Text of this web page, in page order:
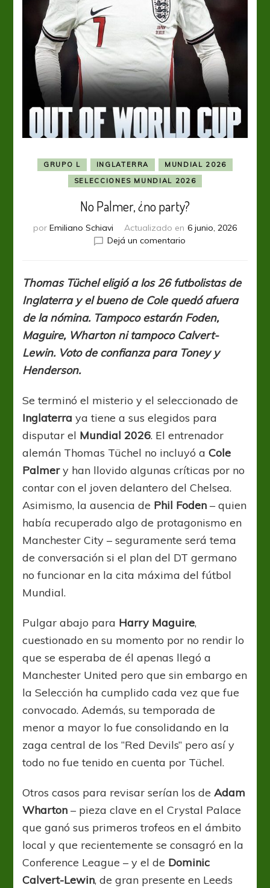
GRUPO L INGLATERRA
MUNDIAL 2026
SELECCIONES MUNDIAL 2026
No Palmer, ¿no party?
por Emiliano Schiavi Actualizado en 6 junio, 2026
Dejá un comentarioen
¿no
party?
Thomas Tüchel eligió a los 26 futbolistas de
Inglaterra y el bueno de Cole quedó afuera
de la nómina. Tampoco estarán Foden,
Maguire, Wharton ni tampoco Calvert-
Lewin. Voto de confianza para Toney y
Henderson.
Se terminó el misterio y el seleccionado de
Inglaterra ya tiene a sus elegidos para
disputar el Mundial 2026. El entrenador
alemán Thomas Tüchel no incluyó aCole
Palmery han llovido algunas críticas por no
contar con el joven delantero del Chelsea.
Asimismo, la ausencia de Phil Foden – quien
había recuperado algo de protagonismo en
Manchester City – seguramente será tema
de conversación si el plan del DT germano
no funcionar en la cita máxima del fútbol
Mundial.
Pulgar abajo para Harry Maguire,
cuestionado en su momento por no rendir lo
que se esperaba de él apenas llegó a
Manchester United pero que sin embargo en
la Selección ha cumplido cada vez que fue
convocado. Además, su temporada de
menor a mayor lo fue consolidando en la
zaga central de los “Red Devils” pero así y
todo no fue tenido en cuenta por Tüchel.
Otros casos para revisar serían los deAdam
Wharton – pieza clave en el Crystal Palace
que ganó sus primeros trofeos en el ámbito
local y que recientemente se consagró en la
Conference League – y el de Dominic
Calvert-Lewin, de gran presente en Leeds